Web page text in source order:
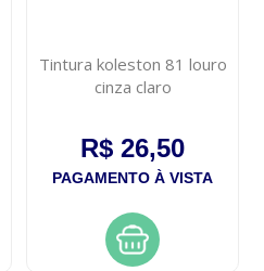
Tintura koleston 81 louro
cinza claro
R$ 26,50
PAGAMENTO À VISTA